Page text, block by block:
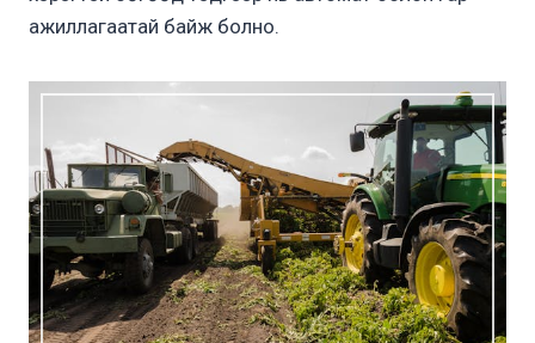
ажиллагаатай байж болно.